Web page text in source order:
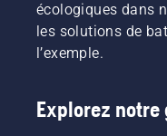
écologiques dans
les solutions de
l’exemple.
Explorez notre